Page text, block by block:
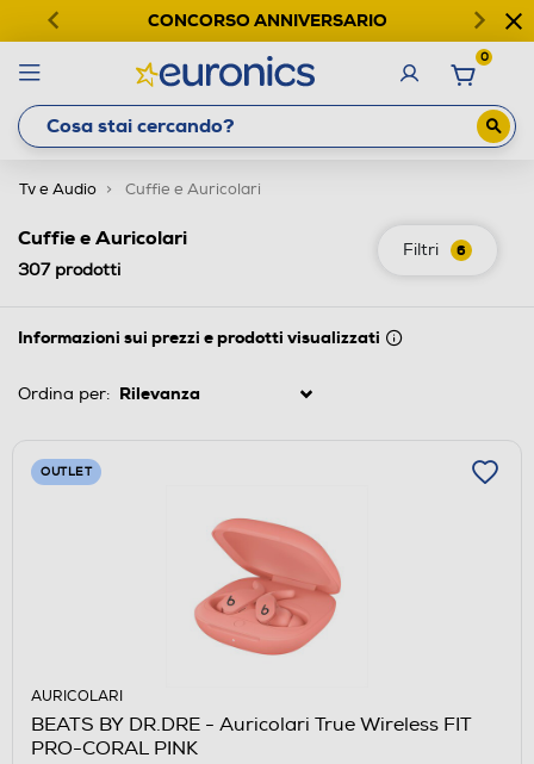
CONCORSO ANNIVERSARIO
0
Tv e Audio Cuffie e Auricolari
Filtri 6
Cuffie e Auricolari
307prodotti
Informazioni sui prezzi e prodotti visualizzati
Ordina per:
OUTLET
AURICOLARI
BEATS BY DR.DRE - Auricolari True Wireless FIT
PRO-CORAL PINK